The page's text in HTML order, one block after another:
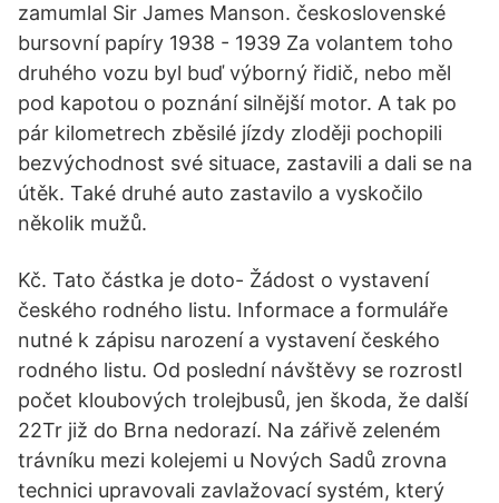
zamumlal Sir James Manson. československé
bursovní papíry 1938 - 1939 Za volantem toho
druhého vozu byl buď výborný řidič, nebo měl
pod kapotou o poznání silnější motor. A tak po
pár kilometrech zběsilé jízdy zloději pochopili
bezvýchodnost své situace, zastavili a dali se na
útěk. Také druhé auto zastavilo a vyskočilo
několik mužů.
Kč. Tato částka je doto- Žádost o vystavení
českého rodného listu. Informace a formuláře
nutné k zápisu narození a vystavení českého
rodného listu. Od poslední návštěvy se rozrostl
počet kloubových trolejbusů, jen škoda, že další
22Tr již do Brna nedorazí. Na zářivě zeleném
trávníku mezi kolejemi u Nových Sadů zrovna
technici upravovali zavlažovací systém, který